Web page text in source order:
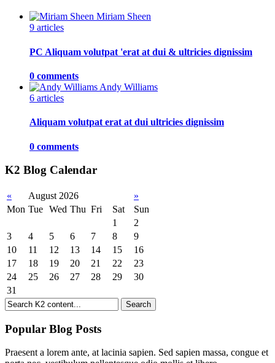
Miriam Sheen
9 articles
PC Aliquam volutpat 'erat at dui & ultricies dignissim
0 comments
Andy Williams
6 articles
Aliquam volutpat erat at dui ultricies dignissim
0 comments
K2 Blog Calendar
« August 2026
»
Mon Tue Wed Thu Fri Sat
Sun
1
2
3
4 5 6 7 8
9
10
11 12 13 14 15
16
17
18 19 20 21 22
23
24
25 26 27 28 29
30
31
Popular Blog Posts
Praesent a lorem ante, at lacinia sapien. Sed sapien massa, congue et